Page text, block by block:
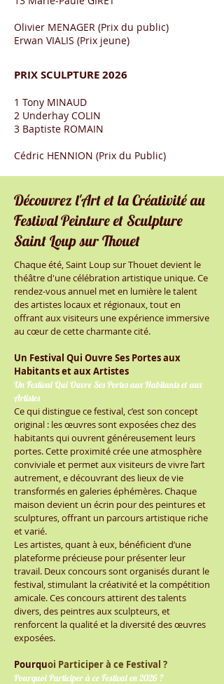
Olivier MENAGER (Prix du public)
Erwan VIALIS (Prix jeune)
PRIX SCULPTURE 2026
1 Tony MINAUD
2 Underhay COLIN
3 Baptiste ROMAIN
Cédric HENNION (Prix du Public)
Découvrez l'Art et la Créativité au
Festival Peinture et Sculpture
Saint Loup sur Thouet
Chaque été, Saint Loup sur Thouet devient le
théâtre d'une célébration artistique unique. Ce
rendez-vous annuel met en lumière le talent
des artistes locaux et régionaux, tout en
offrant aux visiteurs une expérience immersive
au cœur de cette charmante cité.
Un Festival Qui Ouvre Ses Portes aux
Habitants et aux Artistes
Un Festival Qui Ouvre Ses Portes aux Habitants et aux
Artistes
Ce qui distingue ce festival, c’est son concept
original : les œuvres sont exposées chez des
habitants qui ouvrent généreusement leurs
portes. Cette proximité crée une atmosphère
conviviale et permet aux visiteurs de vivre l’art
autrement, e découvrant des lieux de vie
transformés en galeries éphémères. Chaque
maison devient un écrin pour des peintures et
sculptures, offrant un parcours artistique riche
et varié.
Les artistes, quant à eux, bénéficient d’une
plateforme précieuse pour présenter leur
travail. Deux concours sont organisés durant le
festival, stimulant la créativité et la compétition
amicale. Ces concours attirent des talents
divers, des peintres aux sculpteurs, et
renforcent la qualité et la diversité des œuvres
exposées.
Pourquoi Participer à ce Festival ?
Pourquoi Participer à ce Festival en 2026 ?